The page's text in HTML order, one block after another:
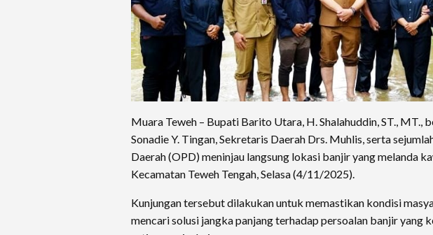
Muara Teweh – Bupati Barito Utara, H. Shalahuddin, ST., MT.,
Sonadie Y. Tingan, Sekretaris Daerah Drs. Muhlis, serta
Daerah (OPD) meninjau langsung lokasi banjir yang melanda
Kecamatan Teweh Tengah, Selasa (4/11/2025).
Kunjungan tersebut dilakukan untuk memastikan kondisi
mencari solusi jangka panjang terhadap persoalan banjir yang